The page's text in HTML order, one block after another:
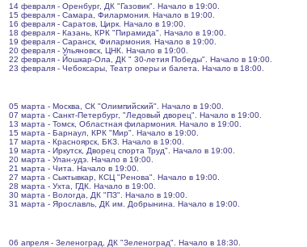
14 февраля - Оренбург, ДК "Газовик". Начало в 19:00.
15 февраля - Самара, Филармония. Начало в 19:00.
16 февраля - Саратов, Цирк. Начало в 19:00.
18 февраля - Казань, КРК "Пирамида". Начало в 19:00.
19 февраля - Саранск, Филармония. Начало в 19:00.
20 февраля - Ульяновск, ЦНК. Начало в 19:00.
22 февраля - Йошкар-Ола, ДК " 30-летия Победы". Начало в 19:00.
23 февраля - Чебоксары, Театр оперы и балета. Начало в 18:00.
05 марта - Москва, СК "Олимпийский". Начало в 19:00.
07 марта - Санкт-Петербург, "Ледовый дворец". Начало в 19:00.
13 марта - Томск, Областная филармония. Начало в 19:00.
15 марта - Барнаул, КРК "Мир". Начало в 19:00.
17 марта - Красноярск, БКЗ. Начало в 19:00.
19 марта - Иркутск, Дворец спорта Труд". Начало в 19:00.
20 марта - Улан-удэ. Начало в 19:00.
21 марта - Чита. Начало в 19:00.
27 марта - Сыктывкар, КСЦ "Ренова". Начало в 19:00.
28 марта - Ухта, ГДК. Начало в 19:00.
30 марта - Вологда, ДК "ПЗ". Начало в 19:00.
31 марта - Ярославль, ДК им. Добрынина. Начало в 19:00.
06 апреля - Зеленоград, ДК "Зеленоград". Начало в 18:30.